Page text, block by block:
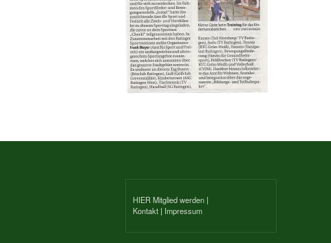
HIER Mitglied werden |
Kontakt | Impressum